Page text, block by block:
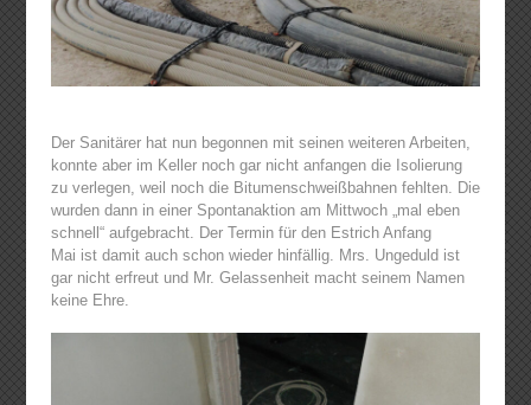
Der Sanitärer hat nun begonnen mit seinen weiteren Arbeiten,
konnte aber im Keller noch gar nicht anfangen die Isolierung
zu verlegen, weil noch die Bitumenschweißbahnen fehlten. Die
wurden dann in einer Spontanaktion am Mittwoch „mal eben
schnell“ aufgebracht. Der Termin für den Estrich Anfang
Mai ist damit auch schon wieder hinfällig. Mrs. Ungeduld ist
gar nicht erfreut und Mr. Gelassenheit macht seinem Namen
keine Ehre.